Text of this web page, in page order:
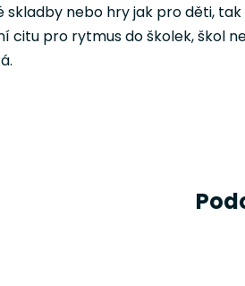
nebo hry jak pro děti, tak
citu pro rytmus do školek, škol